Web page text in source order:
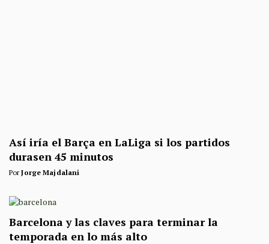
Así iría el Barça en LaLiga si los partidos
durasen 45 minutos
PorJorge Majdalani
Barcelona y las claves para terminar la
temporada en lo más alto